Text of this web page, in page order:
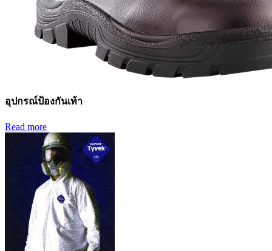
อุปกรณ์ป้องกันเท้า
Read more